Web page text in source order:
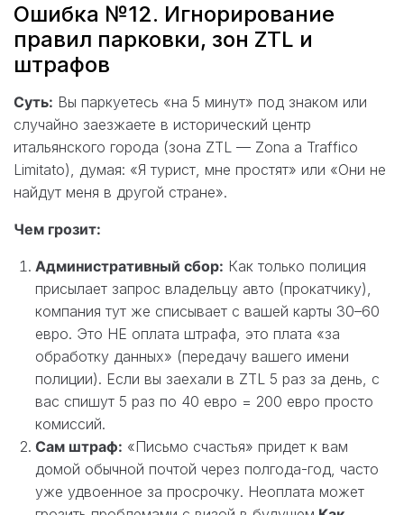
Ошибка №12. Игнорирование
правил парковки, зон ZTL и
штрафов
Суть: Вы паркуетесь «на 5 минут» под знаком или
случайно заезжаете в исторический центр
итальянского города (зона ZTL — Zona a Traffico
Limitato), думая: «Я турист, мне простят» или «Они не
найдут меня в другой стране».
Чем грозит:
Административный сбор: Как только полиция
присылает запрос владельцу авто (прокатчику),
компания тут же списывает с вашей карты 30–60
евро. Это НЕ оплата штрафа, это плата «за
обработку данных» (передачу вашего имени
полиции). Если вы заехали в ZTL 5 раз за день, с
вас спишут 5 раз по 40 евро = 200 евро просто
комиссий.
Сам штраф: «Письмо счастья» придет к вам
домой обычной почтой через полгода-год, часто
уже удвоенное за просрочку. Неоплата может